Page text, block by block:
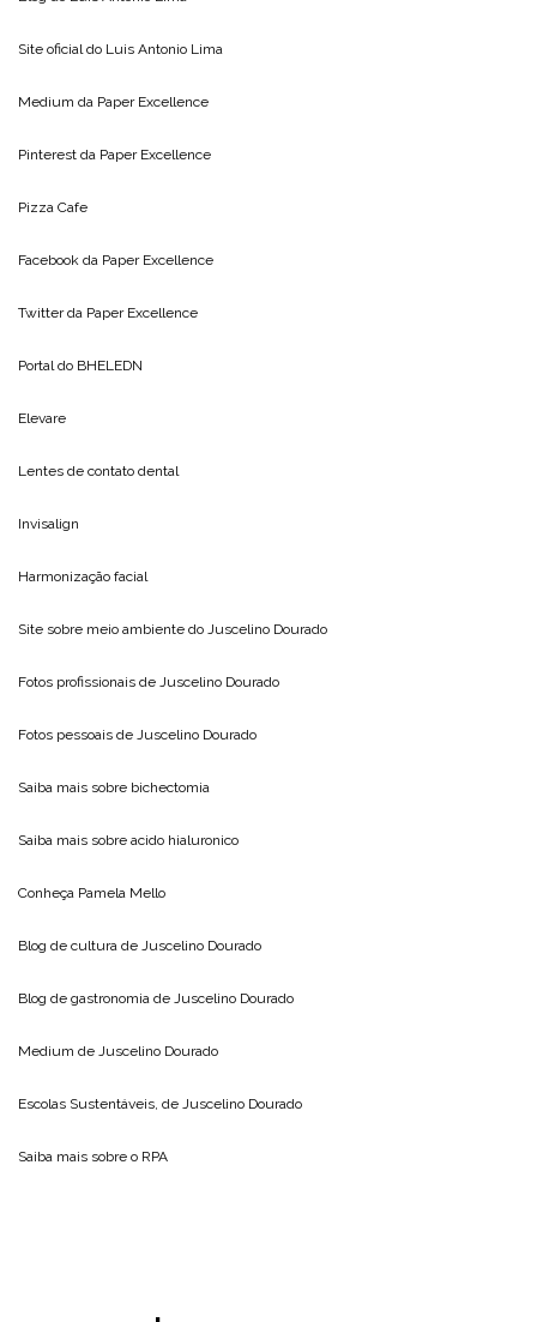
Site oficial do Luis Antonio Lima
Medium da Paper Excellence
Pinterest da Paper Excellence
Pizza Cafe
Facebook da Paper Excellence
Twitter da Paper Excellence
Portal do BHELEDN
Elevare
Lentes de contato dental
Invisalign
Harmonização facial
Site sobre meio ambiente do Juscelino Dourado
Fotos profissionais de Juscelino Dourado
Fotos pessoais de Juscelino Dourado
Saiba mais sobre bichectomia
Saiba mais sobre acido hialuronico
Conheça Pamela Mello
Blog de cultura de Juscelino Dourado
Blog de gastronomia de Juscelino Dourado
Medium de Juscelino Dourado
Escolas Sustentáveis, de Juscelino Dourado
Saiba mais sobre o RPA